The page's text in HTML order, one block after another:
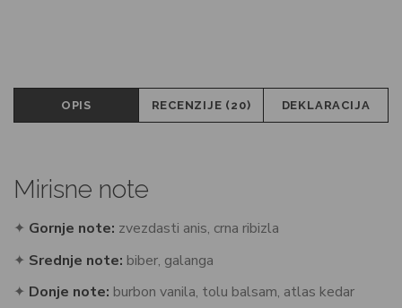
OPIS RECENZIJE (20) DEKLARACIJA
Mirisne note
✦ Gornje note: zvezdasti anis, crna ribizla
✦ Srednje note: biber, galanga
✦ Donje note: burbon vanila, tolu balsam, atlas kedar